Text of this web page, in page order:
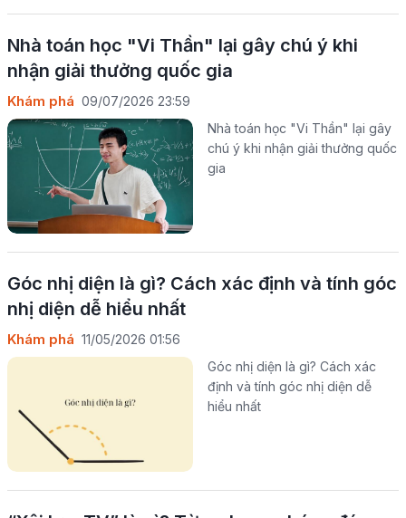
Nhà toán học "Vi Thần" lại gây chú ý khi
nhận giải thưởng quốc gia
Khám phá 09/07/2026 23:59
Nhà toán học "Vi Thần" lại gây
chú ý khi nhận giải thưởng quốc
gia
Góc nhị diện là gì? Cách xác định và tính góc
nhị diện dễ hiểu nhất
Khám phá 11/05/2026 01:56
Góc nhị diện là gì? Cách xác
định và tính góc nhị diện dễ
hiểu nhất